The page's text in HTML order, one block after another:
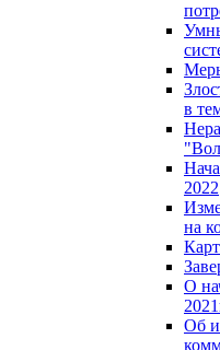
в
2022
на
О
Об